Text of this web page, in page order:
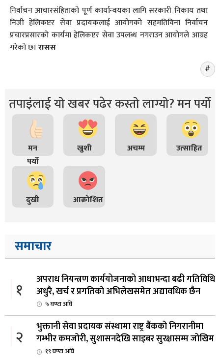
निर्वाचन आचारसंहिताको पूर्ण कार्यान्वयका लागि सरकारी निकाय तथा
निजी हेलिकप्टर सेवा प्रदायकलाई आयोगको सहमतिविना निर्वाचन
प्रचारप्रसारको कार्यमा हेलिकप्टर सेवा उपलब्ध नगराउन आयोगले आग्रह
गरेको छ। रासस
तपाइंलाई यो खबर पढेर कस्तो लाग्यो? मन पर्यो
मन
पर्यो
खुशी अचम्म उत्साहित
दुखी आक्रोशित
समाचार
१
अपराध नियन्त्रण कार्ययोजनाको आधाभन्दा बढी गतिविधि
अधुरै, खर्च र प्रगतिको अभिलेखसमेत अद्यावधिक छैन
५ घण्टा अघि
२
भुक्तानी सेवा प्रदायक संस्थामा राष्ट्र बैंकको निगरानीमा
गम्भीर कमजोरी, सुशासनदेखि साइबर सुरक्षासम्म जोखिम
१९ घण्टा अघि